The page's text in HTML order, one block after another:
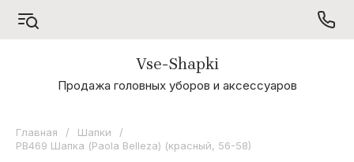
А - Я
Odyssey
Vse-Shapki
Продажа головных уборов и аксессуаров
Главная / Шапки
/
PB469 Шапка (Paola Belleza) (красный, 56-58)